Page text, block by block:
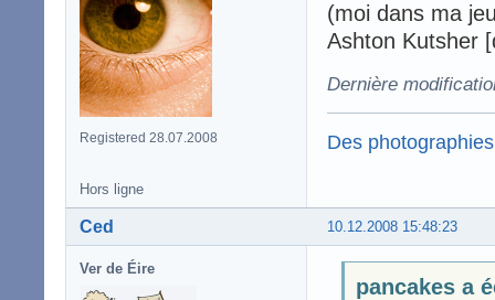
Registered 28.07.2008
(moi dans ma
Ashton Kutsher
Dernière
Des
Hors ligne
10.12.2008 15:48:23
Ced
Ver de Éire
pancakes a